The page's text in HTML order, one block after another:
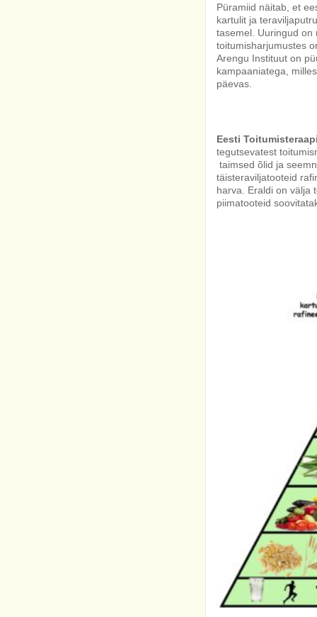
Püramiid näitab, et
kartulit ja
tasemel. Uuringud on
toitumisharjumustes
Arengu Instituut on
kampaaniatega,
päevas.
Eesti
tegutsevatest
taimsed õlid ja
täisteraviljatooteid
harva. Eraldi on välja
piimatooteid